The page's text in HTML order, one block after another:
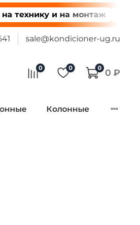
технику и на монтаж
sale@kondicioner-ug.ru
0 0 0 0 ₽
Колонные